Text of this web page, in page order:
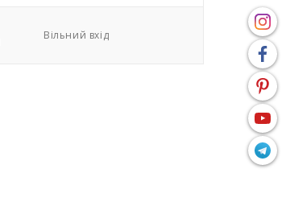
Вільний вхід